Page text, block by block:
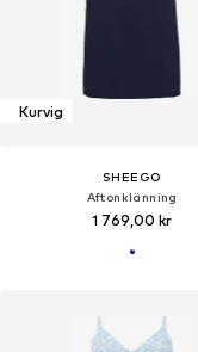
Kurvig
SHEEGO
Aftonklänning
1 769,00 kr